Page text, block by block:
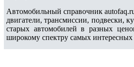
Автомобильный справочник
двигатели, трансмиссии, подвески,
старых автомобилей в разных
широкому спектру самых интересных